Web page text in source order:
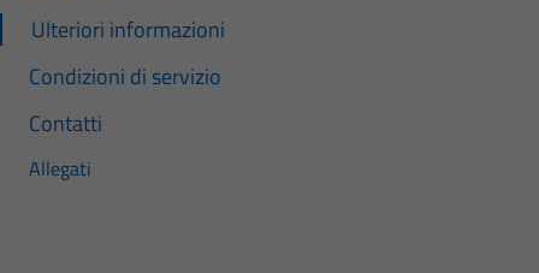
Ulteriori informazioni
Condizioni di servizio
Contatti
Allegati